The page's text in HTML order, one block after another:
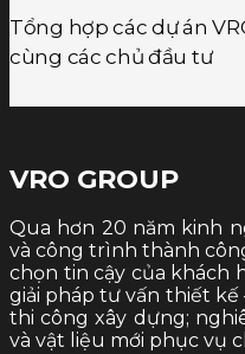
Tổng hợp các dự án
cùng các chủ đầu tư
VRO GROUP
Qua hơn 20 năm kinh
và công trình thành
chọn tin cậy của khách
giải pháp tư vấn thiết kế
thi công xây dựng;
và vật liệu mới phục vụ